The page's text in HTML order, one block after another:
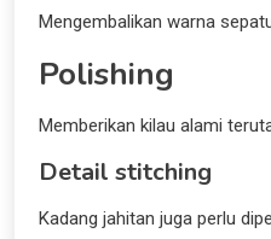
Mengembalikan warna
Polishing
Memberikan kilau alami
Detail stitching
Kadang jahitan juga perlu